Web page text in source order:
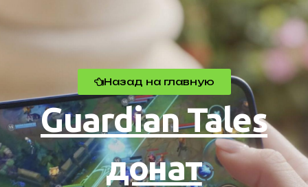
Назад на главную
Guardian Tales
донат